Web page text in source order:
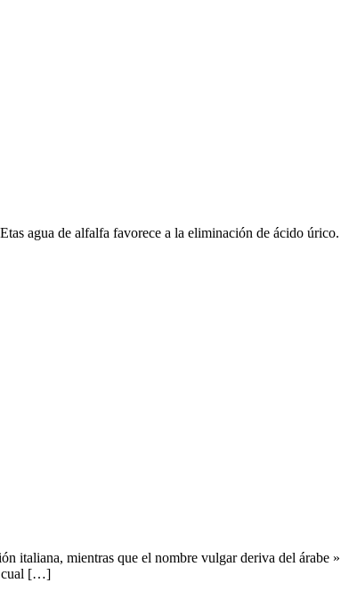
agua de alfalfa favorece a la eliminación de ácido úrico.
italiana, mientras que el nombre vulgar deriva del árabe »
cual […]